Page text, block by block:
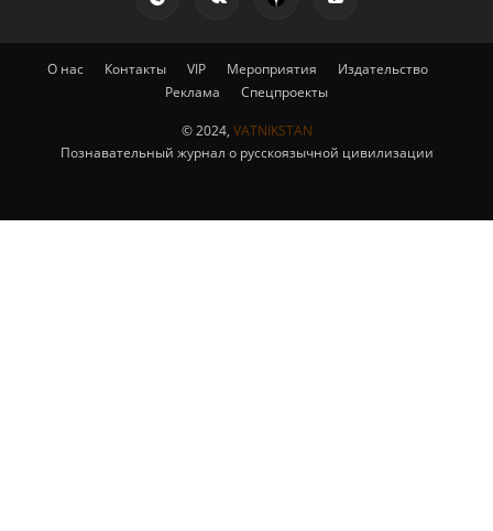
О нас Контакты VIP Мероприятия
Издательство
Реклама
Спецпроекты
© 2024, VATNIKSTAN
Познавательный журнал о русскоязычной цивилизации